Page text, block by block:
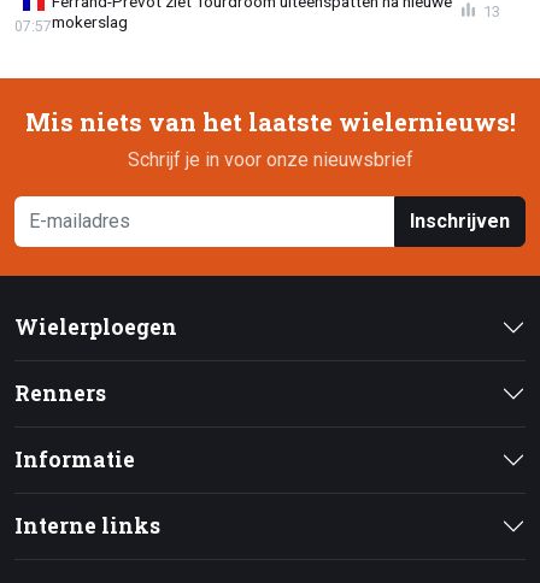
mokerslag
07:57
13
Mis niets van het laatste wielernieuws!
Schrijf je in voor onze nieuwsbrief
Inschrijven
Wielerploegen
Renners
Informatie
Interne links